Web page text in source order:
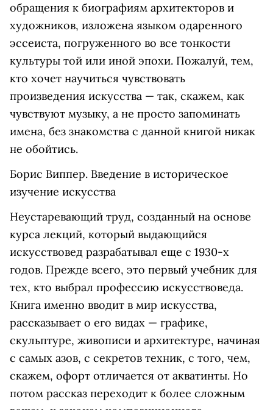
обращения к биографиям архитекторов и
художников, изложена языком одаренного
эссеиста, погруженного во все тонкости
культуры той или иной эпохи. Пожалуй, тем,
кто хочет научиться чувствовать
произведения искусства — так, скажем, как
чувствуют музыку, а не просто запоминать
имена, без знакомства с данной книгой никак
не обойтись.
Борис Виппер. Введение в историческое
изучение искусства
Неустаревающий труд, созданный на основе
курса лекций, который выдающийся
искусствовед разрабатывал еще с 1930-х
годов. Прежде всего, это первый учебник для
тех, кто выбрал профессию искусствоведа.
Книга именно вводит в мир искусства,
рассказывает о его видах — графике,
скульптуре, живописи и архитектуре, начиная
с самых азов, с секретов техник, с того, чем,
скажем, офорт отличается от акватинты. Но
потом рассказ переходит к более сложным